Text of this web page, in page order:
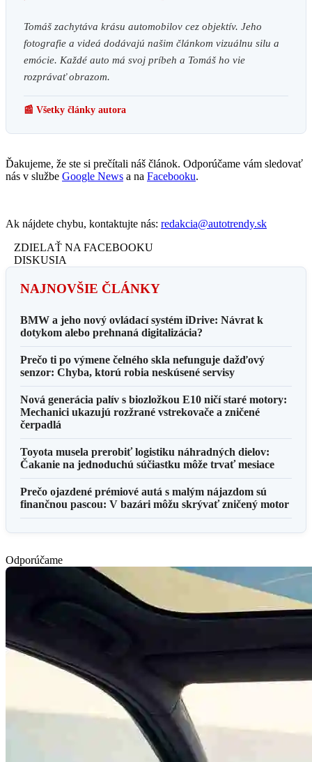
Tomáš zachytáva krásu automobilov cez objektív. Jeho
fotografie a videá dodávajú našim článkom vizuálnu silu a
emócie. Každé auto má svoj príbeh a Tomáš ho vie
rozprávať obrazom.
📰 Všetky články autora
Ďakujeme, že ste si prečítali náš článok. Odporúčame vám sledovať
nás v službe Google News a na Facebooku.
Ak nájdete chybu, kontaktujte nás: redakcia@autotrendy.sk
ZDIELAŤ NA FACEBOOKU
DISKUSIA
NAJNOVŠIE ČLÁNKY
BMW a jeho nový ovládací systém iDrive: Návrat k
dotykom alebo prehnaná digitalizácia?
Prečo ti po výmene čelného skla nefunguje dažďový
senzor: Chyba, ktorú robia neskúsené servisy
Nová generácia palív s biozložkou E10 ničí staré motory:
Mechanici ukazujú rozžrané vstrekovače a zničené
čerpadlá
Toyota musela prerobiť logistiku náhradných dielov:
Čakanie na jednoduchú súčiastku môže trvať mesiace
Prečo ojazdené prémiové autá s malým nájazdom sú
finančnou pascou: V bazári môžu skrývať zničený motor
Odporúčame